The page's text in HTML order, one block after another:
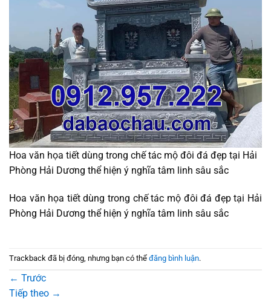
Hoa văn họa tiết dùng trong chế tác mộ đôi đá đẹp tại Hải
Phòng Hải Dương thể hiện ý nghĩa tâm linh sâu sắc
Hoa văn họa tiết dùng trong chế tác mộ đôi đá đẹp tại Hải
Phòng Hải Dương thể hiện ý nghĩa tâm linh sâu sắc
Trackback đã bị đóng, nhưng bạn có thể đăng bình luận.
← Trước
Tiếp theo →